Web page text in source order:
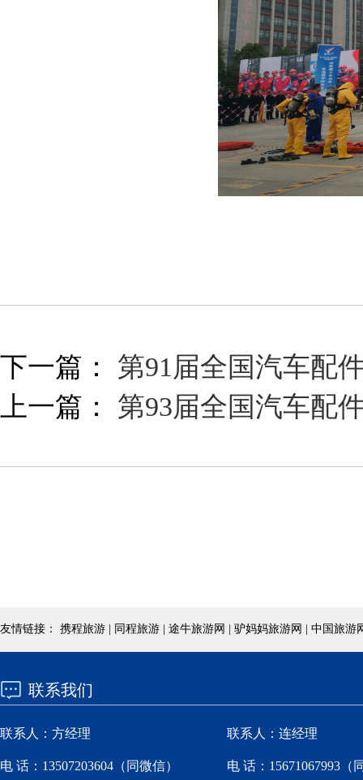
下一篇： 第91届全国汽车配
上一篇： 第93届全国汽车配
友情链接： 携程旅游 | 同程旅游 | 途牛旅游网 | 驴妈妈旅游网 | 中国旅游
联系我们
联系人：方经理 联系人：连经理
电 话：13507203604（同微信） 电 话：15671067993（